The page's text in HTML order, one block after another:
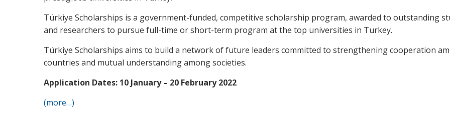
Türkiye Scholarships is a government-funded, competitive scholarship program, awarded to outstanding
and researchers to pursue full-time or short-term program at the top universities in Turkey.
Türkiye Scholarships aims to build a network of future leaders committed to strengthening cooperation
countries and mutual understanding among societies.
Application Dates: 10 January – 20 February 2022
(more…)